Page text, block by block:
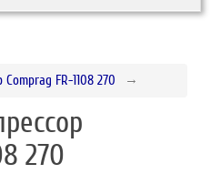
FR-1108 270
270